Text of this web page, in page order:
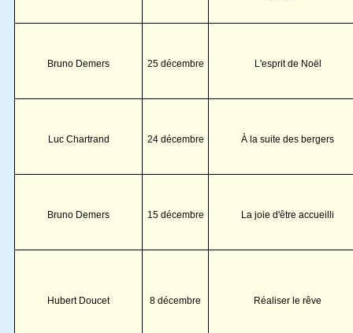
Bruno Demers 25 décembre L'esprit de Noël
Luc Chartrand 24 décembre À la suite des bergers
Bruno Demers 15 décembre La joie d'être accueilli
Hubert Doucet 8 décembre Réaliser le rêve